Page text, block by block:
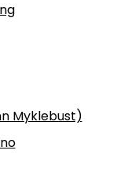
Myklebust)